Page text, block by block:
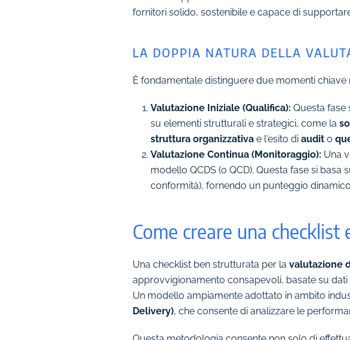
fornitori solido, sostenibile e capace di
LA DOPPIA NATURA DELLA
È fondamentale distinguere due momenti
Valutazione Iniziale (Qualifica): Questa fase
su elementi strutturali e strategici, come la
struttura organizzativa e l'esito di audit o
Valutazione Continua (Monitoraggio): Una
modello QCDS (o QCD). Questa fase si basa
conformità), fornendo un punteggio
Come creare una
Una checklist ben strutturata per la valutazione
approvvigionamento consapevoli, basate su
Un modello ampiamente adottato in ambito
Delivery), che consente di analizzare le